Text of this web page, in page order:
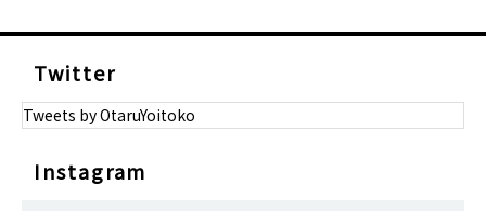
Twitter
Tweets by OtaruYoitoko
Instagram